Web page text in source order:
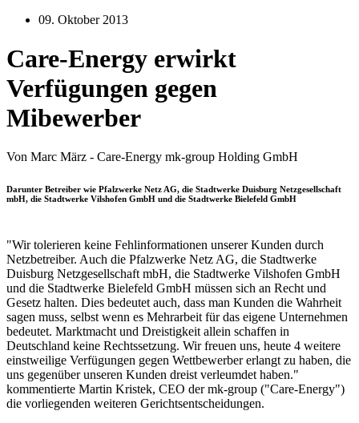
09. Oktober 2013
Care-Energy erwirkt
Verfügungen gegen
Mibewerber
Von Marc März - Care-Energy mk-group Holding GmbH
Darunter Betreiber wie Pfalzwerke Netz AG, die Stadtwerke Duisburg Netzgesellschaft
mbH, die Stadtwerke Vilshofen GmbH und die Stadtwerke Bielefeld GmbH
"Wir tolerieren keine Fehlinformationen unserer Kunden durch
Netzbetreiber. Auch die Pfalzwerke Netz AG, die Stadtwerke
Duisburg Netzgesellschaft mbH, die Stadtwerke Vilshofen GmbH
und die Stadtwerke Bielefeld GmbH müssen sich an Recht und
Gesetz halten. Dies bedeutet auch, dass man Kunden die Wahrheit
sagen muss, selbst wenn es Mehrarbeit für das eigene Unternehmen
bedeutet. Marktmacht und Dreistigkeit allein schaffen in
Deutschland keine Rechtssetzung. Wir freuen uns, heute 4 weitere
einstweilige Verfügungen gegen Wettbewerber erlangt zu haben, die
uns gegenüber unseren Kunden dreist verleumdet haben."
kommentierte Martin Kristek, CEO der mk-group ("Care-Energy")
die vorliegenden weiteren Gerichtsentscheidungen.